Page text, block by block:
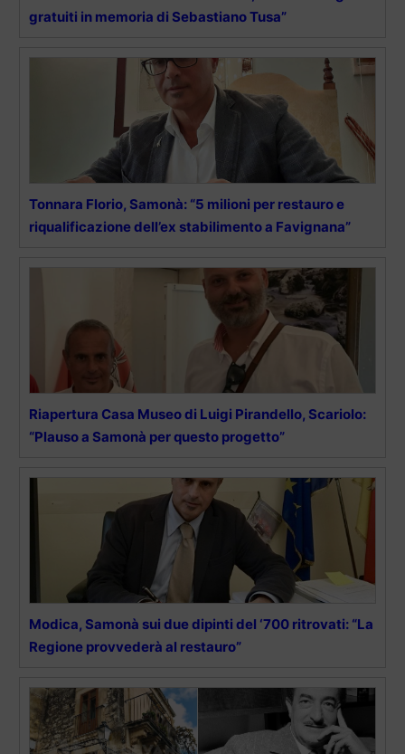
gratuiti in memoria di Sebastiano Tusa”
Tonnara Florio, Samonà: “5 milioni per restauro e
riqualificazione dell’ex stabilimento a Favignana”
Ria­per­tu­ra Casa Mu­seo di Lui­gi Pi­ran­del­lo, Scariolo:
“Plauso a Samonà per questo progetto”
Modica, Samonà sui due dipinti del ‘700 ritrovati: “La
Regione provvederà al restauro”